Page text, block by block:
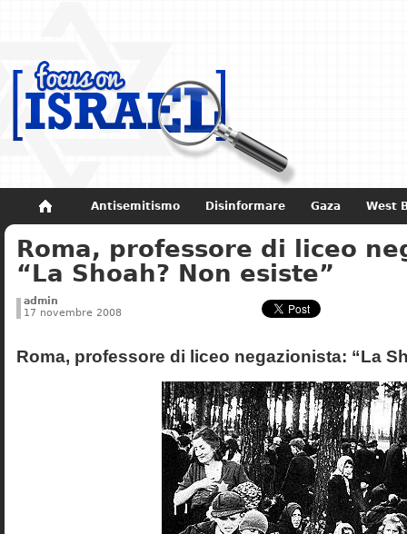
Antisemitismo Disinformare Gaza West
Non dimenticare Storia di Israele
Roma, professore di liceo
“La Shoah? Non esiste”
admin
17 novembre 2008
Roma, professore di liceo negazionista: “La